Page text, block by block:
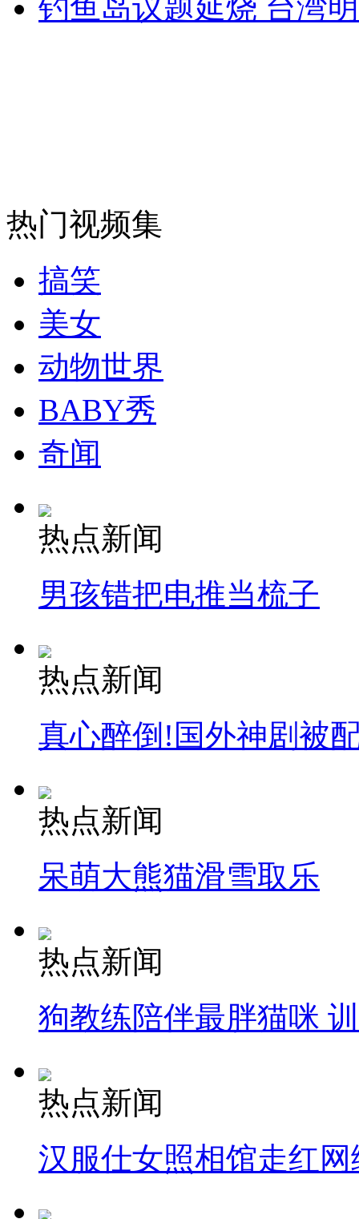
消防员救轻生者 花炮节热闹非凡
司机酒驾遇交警 急速倒车逃窜
钓鱼岛议题延烧 台湾
热门视频集
搞笑
美女
动物世界
BABY秀
奇闻
热点新闻
男孩错把电推当梳子
热点新闻
真心醉倒!国外神剧被
热点新闻
呆萌大熊猫滑雪取乐
热点新闻
狗教练陪伴最胖猫咪
热点新闻
汉服仕女照相馆走红网